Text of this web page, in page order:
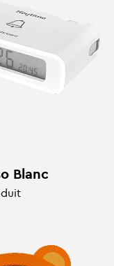
Blanc